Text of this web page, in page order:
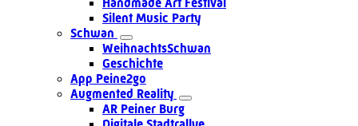
Silent Music Party
Schwan
WeihnachtsSchwan
Geschichte
App Peine2go
Augmented Reality
AR Peiner Burg